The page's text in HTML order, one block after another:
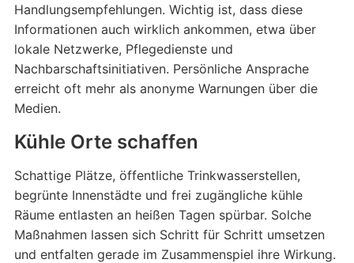
Handlungsempfehlungen. Wichtig ist, dass diese
Informationen auch wirklich ankommen, etwa über
lokale Netzwerke, Pflegedienste und
Nachbarschaftsinitiativen. Persönliche Ansprache
erreicht oft mehr als anonyme Warnungen über die
Medien.
Kühle Orte schaffen
Schattige Plätze, öffentliche Trinkwasserstellen,
begrünte Innenstädte und frei zugängliche kühle
Räume entlasten an heißen Tagen spürbar. Solche
Maßnahmen lassen sich Schritt für Schritt umsetzen
und entfalten gerade im Zusammenspiel ihre Wirkung.